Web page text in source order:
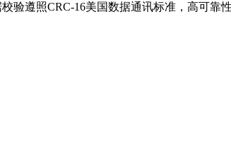
验遵照CRC-16美国数据通讯标准，高可靠